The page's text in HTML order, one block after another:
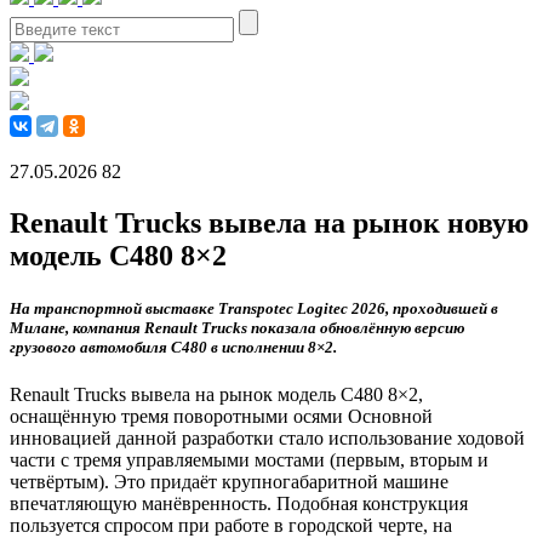
27.05.2026 82
Renault Trucks вывела на рынок новую
модель C480 8×2
На транспортной выставке Transpotec Logitec 2026, проходившей в
Милане, компания Renault Trucks показала обновлённую версию
грузового автомобиля C480 в исполнении 8×2.
Renault Trucks вывела на рынок модель C480 8×2,
оснащённую тремя поворотными осями Основной
инновацией данной разработки стало использование ходовой
части с тремя управляемыми мостами (первым, вторым и
четвёртым). Это придаёт крупногабаритной машине
впечатляющую манёвренность. Подобная конструкция
пользуется спросом при работе в городской черте, на